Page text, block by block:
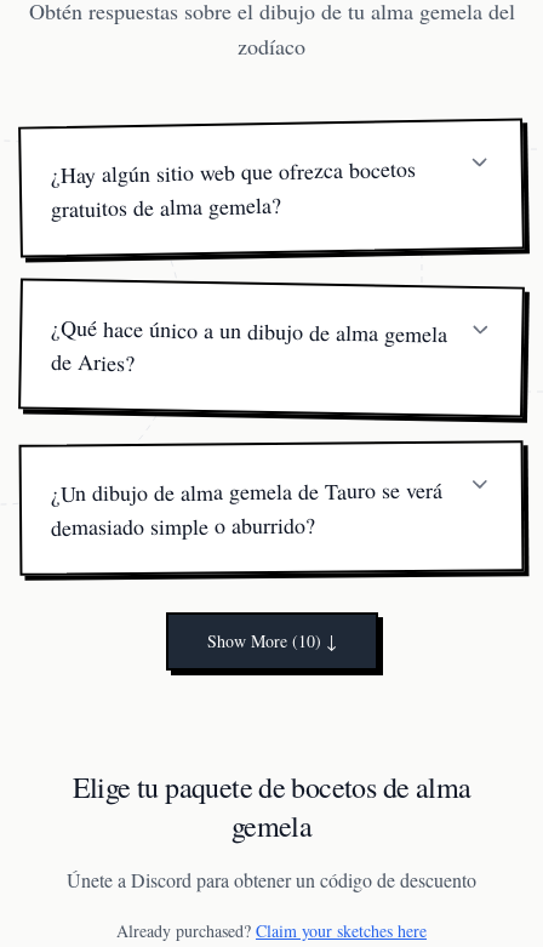
Obtén respuestas sobre el dibujo de tu alma gemela del
zodíaco
¿Hay algún sitio web que ofrezca bocetos
gratuitos de alma gemela?
el boceto de alma gemela terminado en sí es un servicio
pago para que el artista pueda perfeccionar detalles que la
IA no puede. Los precios comienzan en $19.99.
¿Qué hace único a un dibujo de alma gemela
de Aries?
¿Un dibujo de alma gemela de Tauro se verá
demasiado simple o aburrido?
suaves para reflejar la naturaleza sensual y arraigada de
Tauro sin dejar de sentirnos lujosos.
Show More (10) ↓
Elige tu paquete de bocetos de alma
gemela
Únete a Discord para obtener un código de descuento
Already purchased? Claim your sketches here